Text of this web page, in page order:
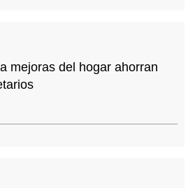
mejoras del hogar ahorran